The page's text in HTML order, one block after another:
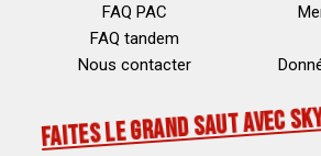
FAQ PAC
FAQ tandem
Nous contacter
FAITES LE GRAND SAUT AVEC